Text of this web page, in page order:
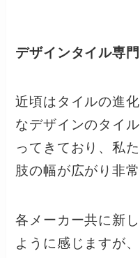
デザインタイル専
近頃はタイルの進
なデザインのタイ
ってきており、私
肢の幅が広がり非
各メーカー共に新
ように感じますが